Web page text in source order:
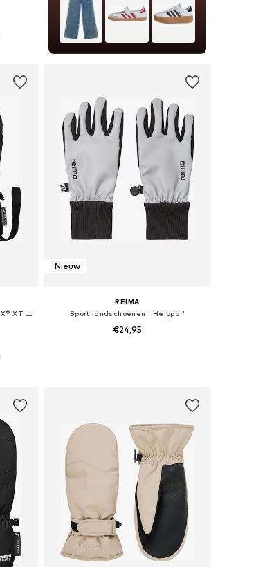
Sporthandschoenen 'Lando R-TEX® XT Junior Lobster'
Nieuw
REIMA
Sporthandschoenen ' Heippa '
€24,95